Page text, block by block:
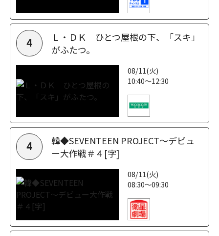
4
Ｌ・ＤＫ ひとつ屋根の下、「スキ」
がふたつ。
08/11(火)
10:40～12:30
4
韓◆SEVENTEEN PROJECT～デビュ
ー大作戦＃４[字]
08/11(火)
08:30～09:30